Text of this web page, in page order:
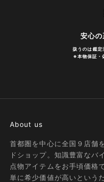
安心
扱うのは鑑定
※本物保証・
About us
首都圏を中心に全国９店舗
ドショップ。知識豊富なバ
点物アイテムをお手頃価格
単に希少価値が高いという